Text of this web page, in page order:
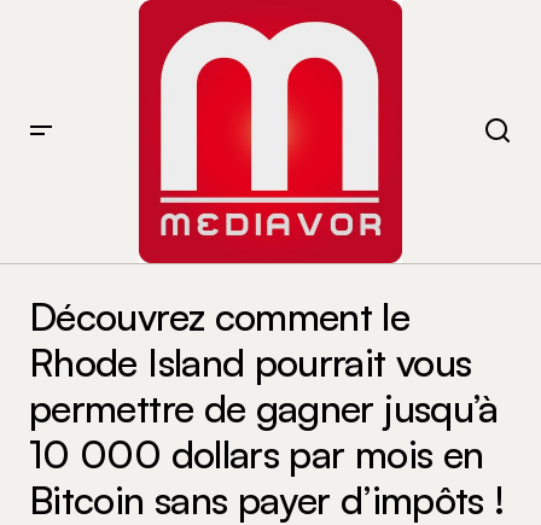
en Bitcoin sans payer d’impôts !
Découvrez comment le
Rhode Island pourrait vous
permettre de gagner jusqu’à
10 000 dollars par mois en
Bitcoin sans payer d’impôts !